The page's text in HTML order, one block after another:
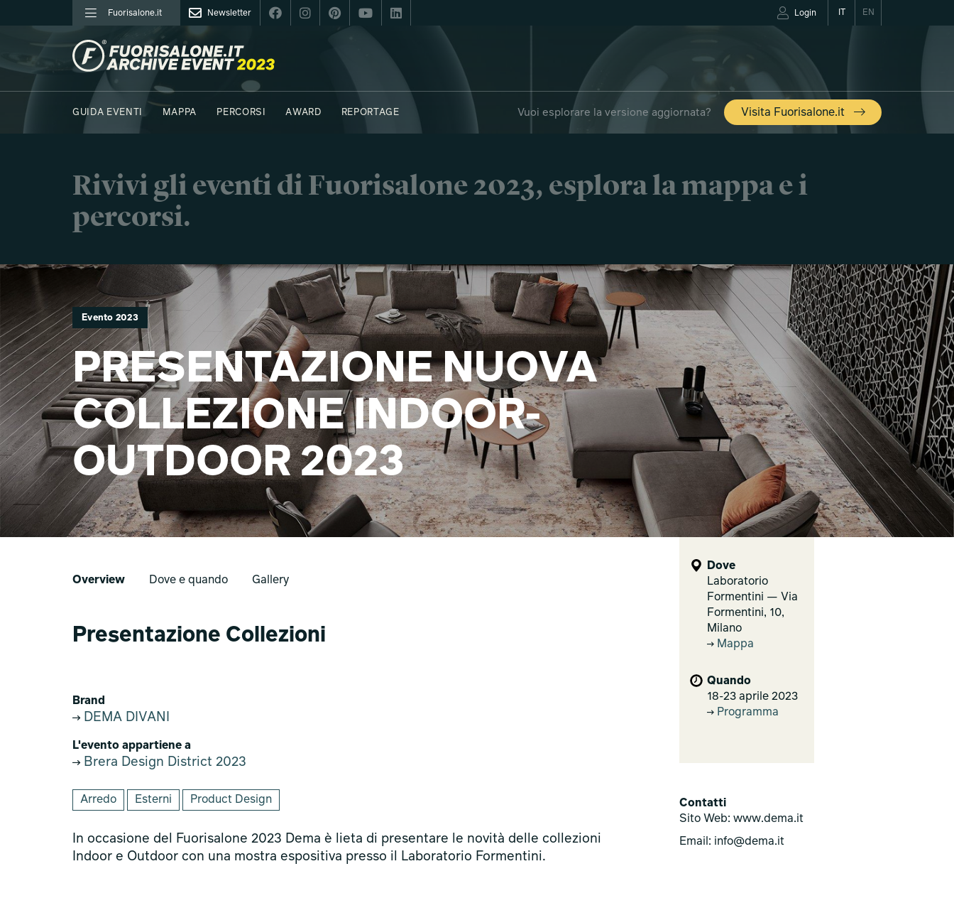
Fuorisalone.it Newsletter EN
Login
FUORISALONE.IT
GUIDA EVENTI
MAPPA PERCORSI AWARD REPORTAGE Vuoi esplorare la versione aggiornata? Visita Fuorisalone.it
Rivivi gli eventi di Fuorisalone 2023, esplora la mappa e i
percorsi.
Evento 2023
PRESENTAZIONE NUOVA
COLLEZIONE INDOOR-
OUTDOOR 2023
Overview Dove e quando Gallery
Presentazione Collezioni
Brand
DEMA DIVANI
L'evento appartiene a
Brera Design District 2023
Arredo Esterni Product Design
In occasione del Fuorisalone 2023 Dema è lieta di presentare le novità delle collezioni
Indoor e Outdoor con una mostra espositiva presso il Laboratorio Formentini.
Dove
Laboratorio
Formentini — Via
Formentini, 10,
Milano
Mappa
Quando
18-23 aprile 2023
Programma
Contatti
Sito Web: www.dema.it
Email: info@dema.it